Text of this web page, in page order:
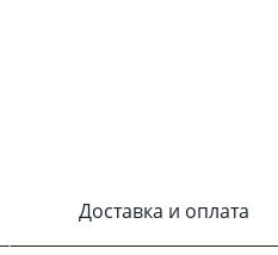
Доставка и оплата